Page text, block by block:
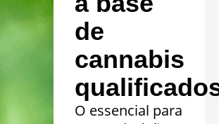
de
cannabis
O essencial para